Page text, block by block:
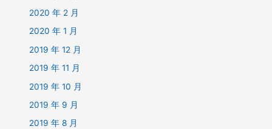
2020 年 2 月
2020 年 1 月
2019 年 12 月
2019 年 11 月
2019 年 10 月
2019 年 9 月
2019 年 8 月